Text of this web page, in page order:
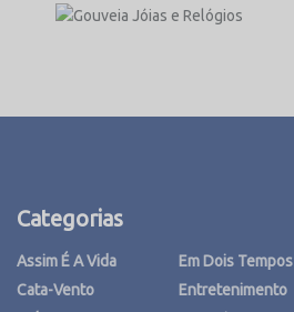
Categorias
Assim É A Vida
Cata-Vento
Em Dois Tempos
Entretenimento